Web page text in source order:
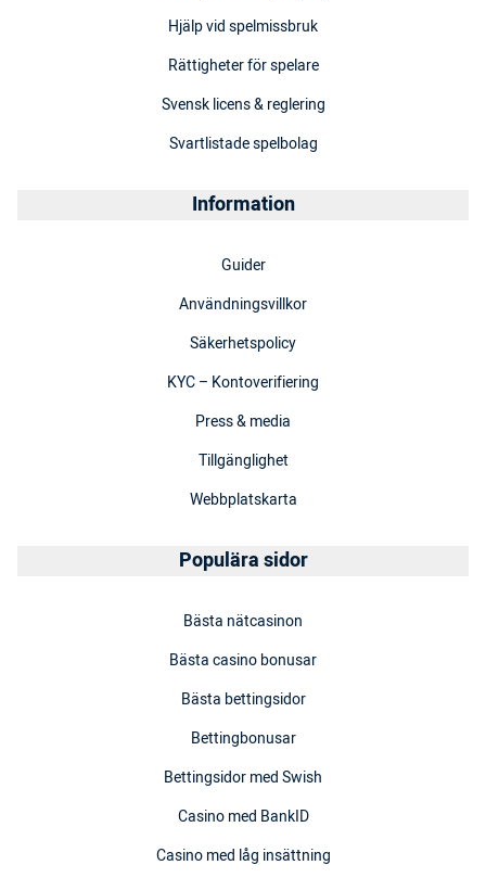
Hjälp vid spelmissbruk
Rättigheter för spelare
Svensk licens & reglering
Svartlistade spelbolag
Information
Guider
Användningsvillkor
Säkerhetspolicy
KYC – Kontoverifiering
Press & media
Tillgänglighet
Webbplatskarta
Populära sidor
Bästa nätcasinon
Bästa casino bonusar
Bästa bettingsidor
Bettingbonusar
Bettingsidor med Swish
Casino med BankID
Casino med låg insättning